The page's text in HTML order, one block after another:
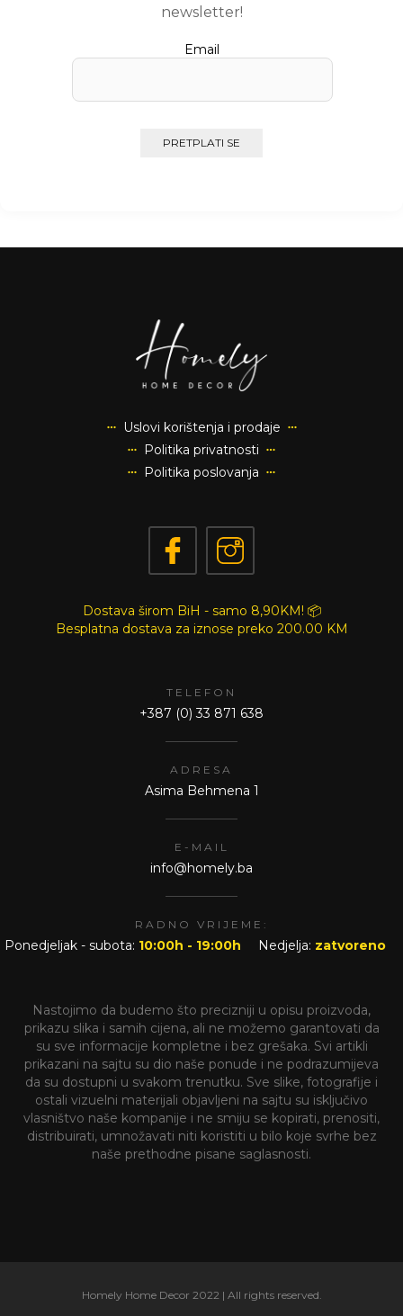
newsletter!
Email
Uslovi korištenja i prodaje
Politika privatnosti
Politika poslovanja
Dostava širom BiH - samo 8,90KM! 📦
Besplatna dostava za iznose preko 200.00 KM
TELEFON
+387 (0) 33 871 638
ADRESA
Asima Behmena 1
E-MAIL
info@homely.ba
RADNO VRIJEME:
Ponedjeljak - subota: 10:00h - 19:00h Nedjelja: zatvoreno
Nastojimo da budemo što precizniji u opisu proizvoda,
prikazu slika i samih cijena, ali ne možemo garantovati da
su sve informacije kompletne i bez grešaka. Svi artikli
prikazani na sajtu su dio naše ponude i ne podrazumijeva
da su dostupni u svakom trenutku. Sve slike, fotografije i
ostali vizuelni materijali objavljeni na sajtu su isključivo
vlasništvo naše kompanije i ne smiju se kopirati, prenositi,
distribuirati, umnožavati niti koristiti u bilo koje svrhe bez
naše prethodne pisane saglasnosti.
Homely Home Decor 2022 | All rights reserved.